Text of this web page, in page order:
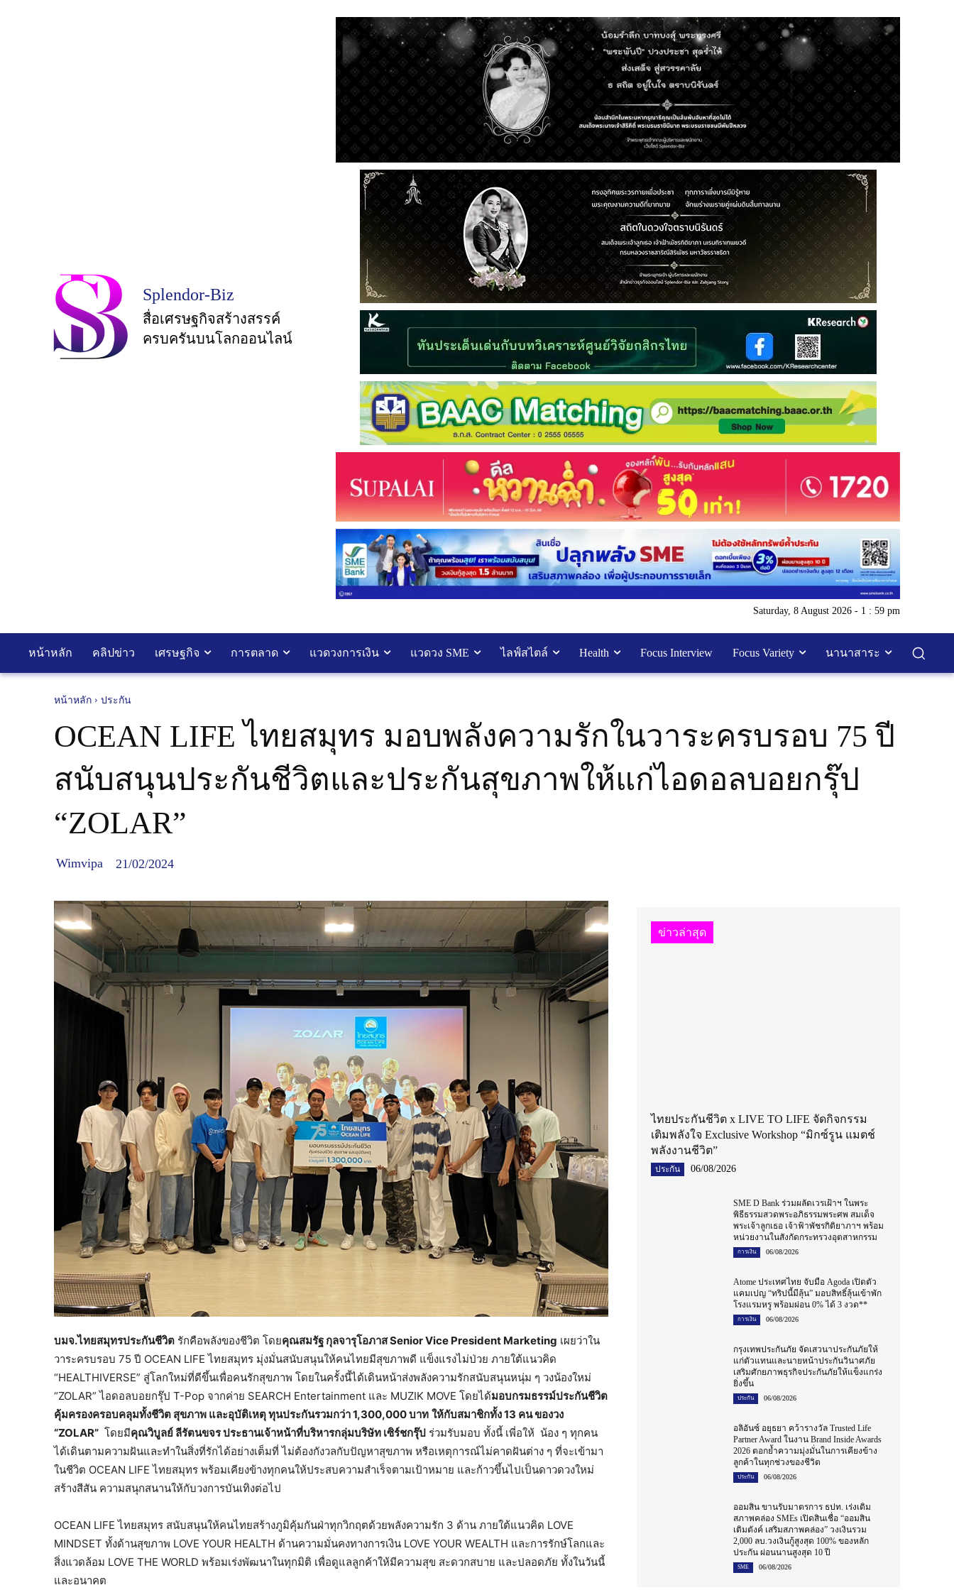
Splendor-Biz
สื่อเศรษฐกิจสร้างสรรค์
ครบครันบนโลกออนไลน์
Saturday, 8 August 2026 - 1 : 59 pm
หน้าหลัก คลิปข่าว เศรษฐกิจ การตลาด แวดวงการเงิน แวดวง SME ไลฟ์สไตล์ Health Focus Interview Focus Variety นานาสาระ
หน้าหลัก ประกัน
OCEAN LIFE ไทยสมุทร มอบพลังความรักในวาระครบรอบ 75 ปี
สนับสนุนประกันชีวิตและประกันสุขภาพให้แก่ไอดอลบอยกรุ๊ป
“ZOLAR”
Wimvipa 21/02/2024
บมจ.ไทยสมุทรประกันชีวิต รักคือพลังของชีวิต โดยคุณสมรัฐ กุลจารุโอภาสSenior Vice President Marketing เผยว่าใน
วาระครบรอบ 75 ปี OCEAN LIFE ไทยสมุทร มุ่งมั่นสนับสนุนให้คนไทยมีสุขภาพดี แข็งแรงไม่ป่วย ภายใต้แนวคิด
“HEALTHIVERSE” สู่โลกใหม่ที่ดีขึ้นเพื่อคนรักสุขภาพ โดยในครั้งนี้ได้เดินหน้าส่งพลังความรักสนับสนุนหนุ่ม ๆ วงน้องใหม่
“ZOLAR” ไอดอลบอยกรุ๊ป T-Pop จากค่าย SEARCH Entertainment และ MUZIK MOVE โดยได้มอบกรมธรรม์ประกันชีวิต
คุ้มครองครอบคลุมทั้งชีวิต สุขภาพ และอุบัติเหตุ ทุนประกันรวมกว่า 1,300,000 บาท ให้กับสมาชิกทั้ง 13 คน ของวง
“ZOLAR” โดยมีคุณวิบูลย์ ลีรัตนขจร ประธานเจ้าหน้าที่บริหารกลุ่มบริษัท เซิร์ชกรุ๊ป ร่วมรับมอบ ทั้งนี้ เพี่อให้ น้อง ๆ ทุกคน
ได้เดินตามความฝันและทำในสิ่งที่รักได้อย่างเต็มที่ ไม่ต้องกังวลกับปัญหาสุขภาพ หรือเหตุการณ์ไม่คาดฝันต่าง ๆ ที่จะเข้ามา
ในชีวิต OCEAN LIFE ไทยสมุทร พร้อมเคียงข้างทุกคนให้ประสบความสำเร็จตามเป้าหมาย และก้าวขึ้นไปเป็นดาวดวงใหม่
สร้างสีสัน ความสนุกสนานให้กับวงการบันเทิงต่อไป
OCEAN LIFE ไทยสมุทร สนับสนุนให้คนไทยสร้างภูมิคุ้มกันฝ่าทุกวิกฤตด้วยพลังความรัก 3 ด้าน ภายใต้แนวคิด LOVE
MINDSET ทั้งด้านสุขภาพ LOVE YOUR HEALTH ด้านความมั่นคงทางการเงิน LOVE YOUR WEALTH และการรักษ์โลกและ
สิ่งแวดล้อม LOVE THE WORLD พร้อมเร่งพัฒนาในทุกมิติ เพื่อดูแลลูกค้าให้มีความสุข สะดวกสบาย และปลอดภัย ทั้งในวันนี้
และอนาคต
ข่าวล่าสุด
ไทยประกันชีวิต x LIVE TO LIFE จัดกิจกรรม
เติมพลังใจ Exclusive Workshop “มิกซ์รูน แมตช์
พลังงานชีวิต”
ประกัน 06/08/2026
SME D Bank ร่วมผลัดเวรเฝ้าฯ ในพระ
พิธีธรรมสวดพระอภิธรรมพระศพ สมเด็จ
พระเจ้าลูกเธอ เจ้าฟ้าพัชรกิติยาภาฯ พร้อม
หน่วยงานในสังกัดกระทรวงอุตสาหกรรม
การเงิน 06/08/2026
Atome ประเทศไทย จับมือ Agoda เปิดตัว
แคมเปญ “ทริปนี้มีลุ้น” มอบสิทธิ์ลุ้นเข้าพัก
โรงแรมหรู พร้อมผ่อน 0% ได้ 3 งวด**
การเงิน 06/08/2026
กรุงเทพประกันภัย จัดเสวนาประกันภัยให้
แก่ตัวแทนและนายหน้าประกันวินาศภัย
เสริมศักยภาพธุรกิจประกันภัยให้แข็งแกร่ง
ยิ่งขึ้น
ประกัน 06/08/2026
อลิอันซ์ อยุธยา คว้ารางวัล Trusted Life
Partner Award ในงาน Brand Inside Awards
2026 ตอกย้ำความมุ่งมั่นในการเคียงข้าง
ลูกค้าในทุกช่วงของชีวิต
ประกัน 06/08/2026
ออมสิน ขานรับมาตรการ ธปท. เร่งเติม
สภาพคล่อง SMEs เปิดสินเชื่อ “ออมสิน
เติมตังค์ เสริมสภาพคล่อง” วงเงินรวม
2,000 ลบ.วงเงินกู้สูงสุด 100% ของหลัก
ประกัน ผ่อนนานสูงสุด 10 ปี
SME 06/08/2026